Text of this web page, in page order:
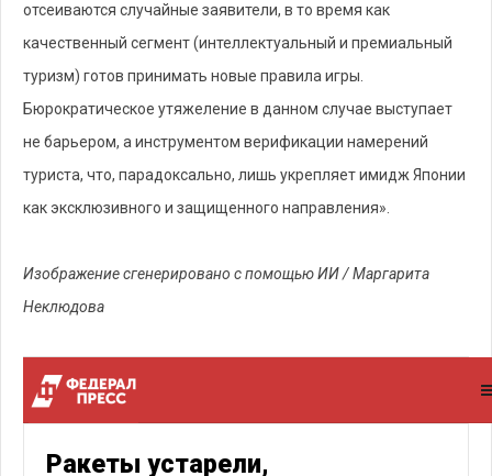
отсеиваются случайные заявители, в то время как
качественный сегмент (интеллектуальный и премиальный
туризм) готов принимать новые правила игры.
Бюрократическое утяжеление в данном случае выступает
не барьером, а инструментом верификации намерений
туриста, что, парадоксально, лишь укрепляет имидж Японии
как эксклюзивного и защищенного направления».
Изображение сгенерировано с помощью ИИ / Маргарита
Неклюдова